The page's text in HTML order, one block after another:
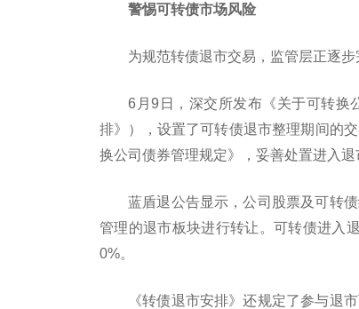
警惕可转债市场风险
为规范转债退市交易，监管层正逐步
6月9日，深交所发布《关于可转换
排》），设置了可转债退市整理期间的
换公司债券管理规定》，妥善处置进入退
蓝盾退公告显示，公司股票及可转
管理的退市板块进行转让。可转债进入
0%。
《转债退市安排》还规定了参与退